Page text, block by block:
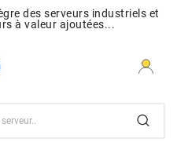
des serveurs industriels et
à valeur ajoutées...